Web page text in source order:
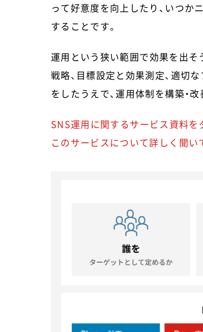
って好意度を向上したり、いつか
することです。
運用という狭い範囲で効果を出そ
戦略、目標設定と効果測定、適切
をしたうえで、運用体制を構築・
SNS運用に関するサービス資料を
このサービスについて詳しく聞い